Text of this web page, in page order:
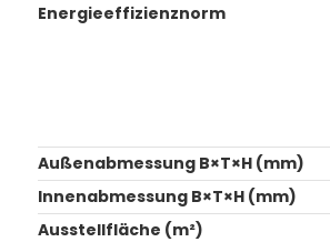
Energieeffizienznorm
Außenabmessung B×T×H (mm)
Innenabmessung B×T×H (mm)
Ausstellfläche (m²)